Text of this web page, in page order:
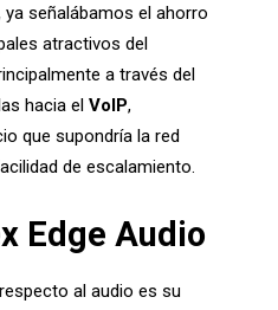
señalábamos el ahorro
atractivos del
a través del
hacia el VoIP,
que supondría la red
de escalamiento.
Edge Audio
al audio es su